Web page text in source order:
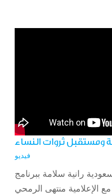
ومستقبل ثروات النساء
فيديو
رانية سلامة ببرنامج
مع الإعلامية منتهى الرمحي